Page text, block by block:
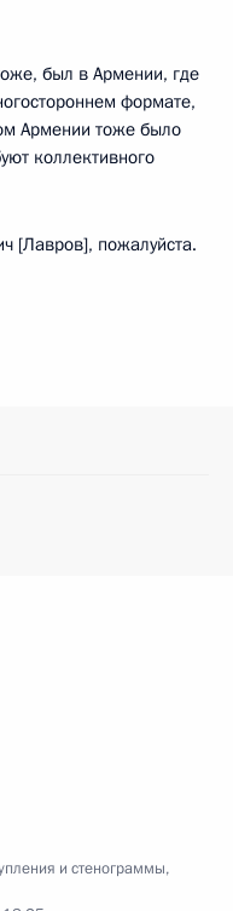
был в Армении, где
формате,
Армении тоже было
коллективного
[Лавров], пожалуйста.
и стенограммы,